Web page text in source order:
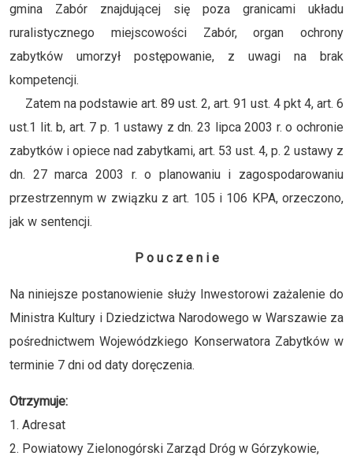
gmina Zabór znajdującej się poza granicami układu
ruralistycznego miejscowości Zabór, organ ochrony
zabytków umorzył postępowanie, z uwagi na brak
kompetencji.
Zatem na podstawie art. 89 ust. 2, art. 91 ust. 4 pkt 4, art. 6
ust.1 lit. b, art. 7 p. 1 ustawy z dn. 23 lipca 2003 r. o ochronie
zabytków i opiece nad zabytkami, art. 53 ust. 4, p. 2 ustawy z
dn. 27 marca 2003 r. o planowaniu i zagospodarowaniu
przestrzennym w związku z art. 105 i 106 KPA, orzeczono,
jak w sentencji.
P o u c z e n i e
Na niniejsze postanowienie służy Inwestorowi zażalenie do
Ministra Kultury i Dziedzictwa Narodowego w Warszawie za
pośrednictwem Wojewódzkiego Konserwatora Zabytków w
terminie 7 dni od daty doręczenia.
Otrzymuje:
1. Adresat
2. Powiatowy Zielonogórski Zarząd Dróg w Górzykowie,